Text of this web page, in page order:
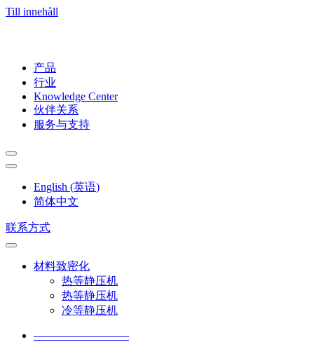
Till innehåll
产品
行业
Knowledge Center
伙伴关系
服务与支持
English (英语)
简体中文
联系方式
材料致密化
热等静压机
热等静压机
冷等静压机
–––––––––––––––––